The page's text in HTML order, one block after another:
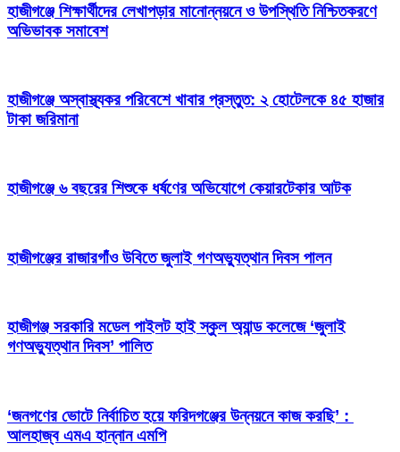
হাজীগঞ্জে শিক্ষার্থীদের লেখাপড়ার মানোন্নয়নে ও উপস্থিতি নিশ্চিতকরণে
অভিভাবক সমাবেশ
হাজীগঞ্জে অস্বাস্থ্যকর পরিবেশে খাবার প্রস্তুত: ২ হোটেলকে ৪৫ হাজার
টাকা জরিমানা
হাজীগঞ্জে ৬ বছরের শিশুকে ধর্ষণের অভিযোগে কেয়ারটেকার আটক
হাজীগঞ্জের রাজারগাঁও উবিতে জুলাই গণঅভ্যুত্থান দিবস পালন
হাজীগঞ্জ সরকারি মডেল পাইলট হাই স্কুল অ্যান্ড কলেজে ‘জুলাই
গণঅভ্যুত্থান দিবস’ পালিত
‘জনগণের ভোটে নির্বাচিত হয়ে ফরিদগঞ্জের উন্নয়নে কাজ করছি’ :
আলহাজ্ব এমএ হান্নান এমপি